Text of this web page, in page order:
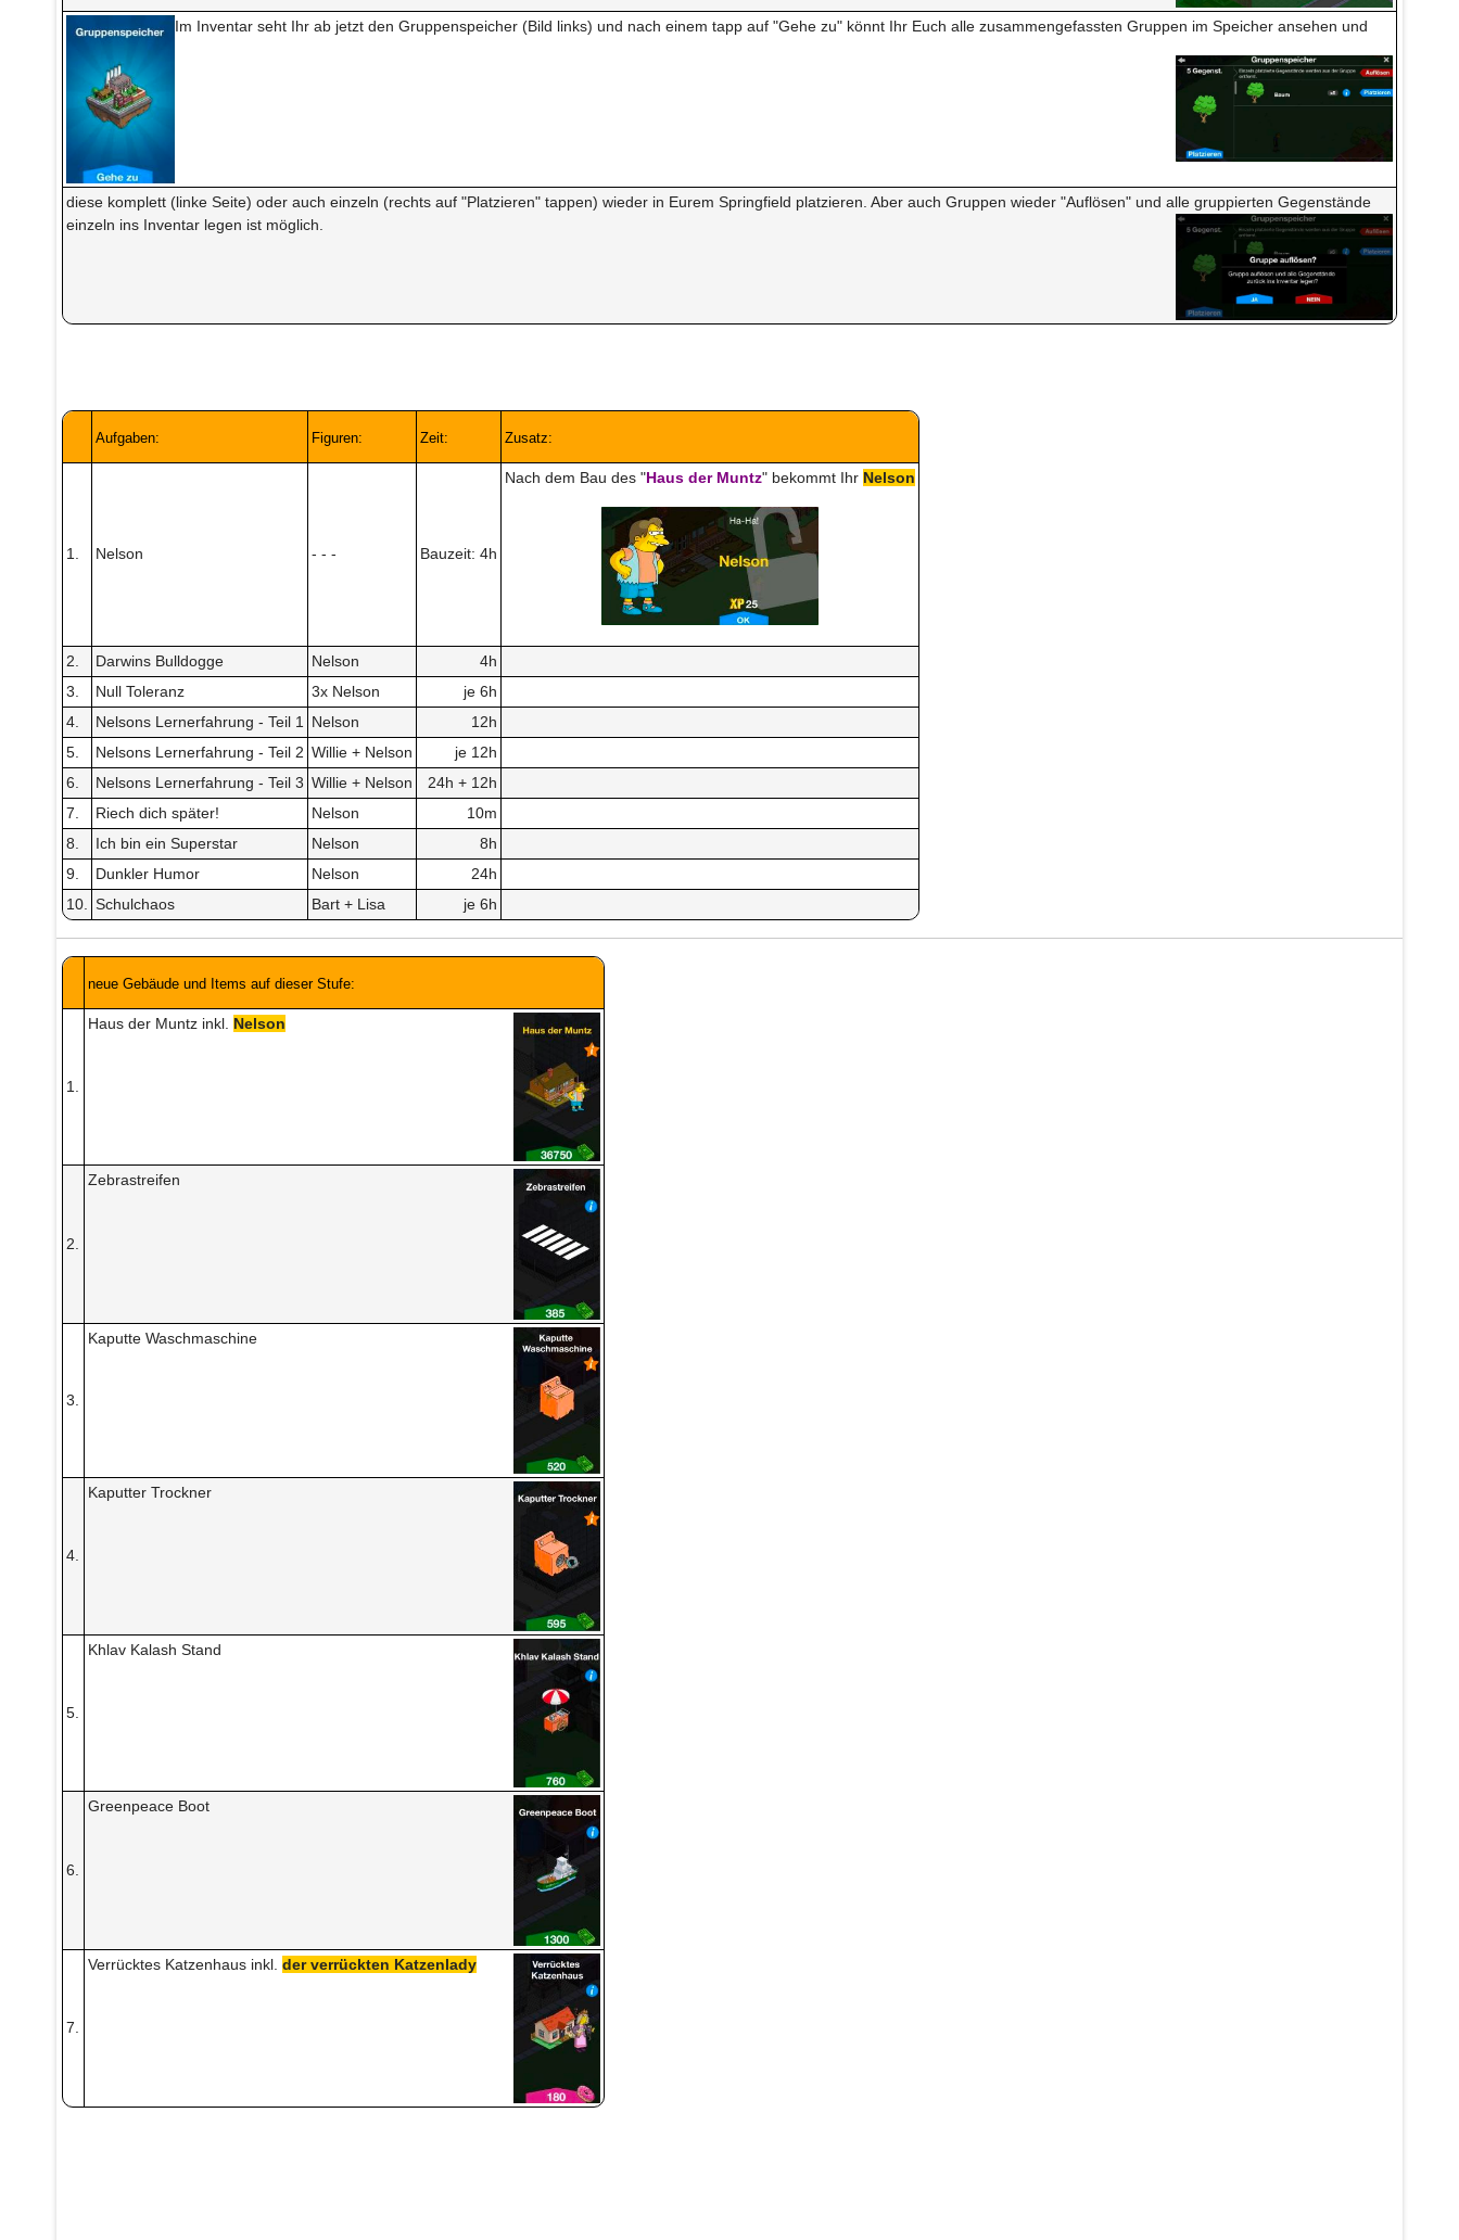
Im Inventar seht Ihr ab jetzt den Gruppenspeicher (Bild links) und nach einem tapp auf "Gehe zu" könnt Ihr Euch alle zusammengefassten Gruppen im Speicher ansehen und
diese komplett (linke Seite) oder auch einzeln (rechts auf "Platzieren" tappen) wieder in Eurem Springfield platzieren. Aber auch Gruppen wieder "Auflösen" und alle gruppierten Gegenstände
einzeln ins Inventar legen ist möglich.
Aufgaben: Figuren: Zeit: Zusatz:
1. Nelson - - - Bauzeit: 4h
Nach dem Bau des "Haus der Muntz" bekommt Ihr Nelson
2. Darwins Bulldogge Nelson
4h
3.
Null Toleranz 3x Nelson
je 6h
4.
Nelsons Lernerfahrung - Teil 1 Nelson
12h
5.
Nelsons Lernerfahrung - Teil 2 Willie + Nelson
je 12h
6.
Nelsons Lernerfahrung - Teil 3 Willie + Nelson
24h + 12h
7.
Riech dich später! Nelson
10m
8.
Ich bin ein Superstar Nelson
8h
9.
Dunkler Humor Nelson
24h
10.
Schulchaos Bart + Lisa je 6h
neue Gebäude und Items auf dieser Stufe:
1.
Haus der Muntz inkl. Nelson
2.
Zebrastreifen
3.
Kaputte Waschmaschine
4.
Kaputter Trockner
5.
Khlav Kalash Stand
6.
Greenpeace Boot
7.
Verrücktes Katzenhaus inkl. der verrückten Katzenlady